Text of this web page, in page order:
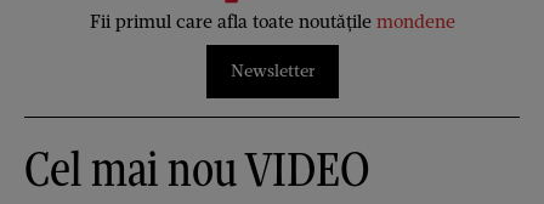
Fii primul care afla toate noutățile mondene
Newsletter
Cel mai nou VIDEO